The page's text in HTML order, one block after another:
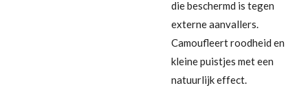
die beschermd is tegen
externe aanvallers.
Camoufleert roodheid en
kleine puistjes met een
natuurlijk effect.